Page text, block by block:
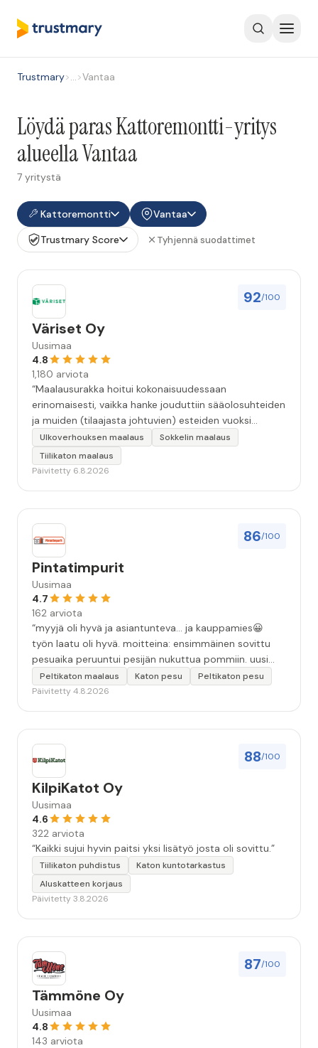
Trustmary>…>Vantaa
Löydä paras Kattoremontti-yritys
alueella Vantaa
7 yritystä
Kattoremontti
Vantaa
Trustmary Score
Tyhjennä suodattimet
92/100
Väriset Oy
Uusimaa
4.8
1,180 arviota
“Maalausurakka hoitui kokonaisuudessaan
erinomaisesti, vaikka hanke jouduttiin sääolosuhteiden
ja muiden (tilaajasta johtuvien) esteiden vuoksi
keskeyttämään n. 3 viikoksi. Maalaistulos on oikein
hyvä, yhteydenpito erinomaista, jälkityöt tehtiin
huolellisesti. Suosittelen. Erityiskiitos itse maalareille:
Ulkoverhouksen maalaus
Sokkelin maalaus
Tiilikaton maalaus
Päivitetty 6.8.2026
86/100
Pintatimpurit
Uusimaa
4.7
162 arviota
“myyjä oli hyvä ja asiantunteva... ja kauppamies😀
työn laatu oli hyvä. moitteina: ensimmäinen sovittu
pesuaika peruuntui pesijän nukuttua pommiin. uusi
aika piti ja työn jälki oikein hyvää ja osaavaa. toinen
murhe tuli koska olimme matkoilla ja jossain
vuorokautta pihalle...kunnes naapuri uskaltautui
hommiin ja hyvä tulee. ”
Peltikaton maalaus Katon pesu
Peltikaton pesu
Päivitetty 4.8.2026
88/100
KilpiKatot Oy
Uusimaa
4.6
322 arviota
“Kaikki sujui hyvin paitsi yksi lisätyö josta oli sovittu.”
Tiilikaton puhdistus
Katon kuntotarkastus
Aluskatteen korjaus
Päivitetty 3.8.2026
87/100
Tämmöne Oy
Uusimaa
4.8
143 arviota